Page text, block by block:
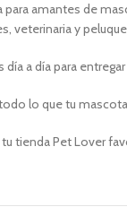
para amantes de
veterinaria y
a día para
lo que tu
tu tienda Pet Lover